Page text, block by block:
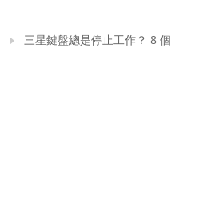
三星鍵盤總是停止工作？ 8 個